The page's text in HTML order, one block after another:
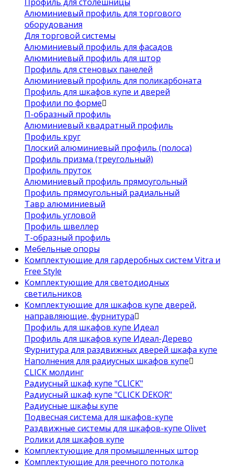
Алюминиевый профиль для торгового
оборудования
Для торговой системы
Алюминиевый профиль для фасадов
Алюминиевый профиль для штор
Профиль для стеновых панелей
Алюминиевый профиль для поликарбоната
Профиль для шкафов купе и дверей
Профили по форме
П-образный профиль
Алюминиевый квадратный профиль
Профиль круг
Плоский алюминиевый профиль (полоса)
Профиль призма (треугольный)
Профиль пруток
Алюминиевый профиль прямоугольный
Профиль прямоугольный радиальный
Тавр алюминиевый
Профиль угловой
Профиль швеллер
Т-образный профиль
Мебельные опоры
Комплектующие для гардеробных систем Vitra и
Free Style
Комплектующие для светодиодных
светильников
Комплектующие для шкафов купе дверей,
направляющие, фурнитура
Профиль для шкафов купе Идеал
Профиль для шкафов купе Идеал-Дерево
Фурнитура для раздвижных дверей шкафа купе
Наполнения для радиусных шкафов купе
CLICK молдинг
Радиусный шкаф купе "CLICK"
Радиусный шкаф купе "CLICK DEKOR"
Радиусные шкафы купе
Подвесная система для шкафов-купе
Раздвижные системы для шкафов-купе Olivet
Ролики для шкафов купе
Комплектующие для промышленных штор
Комплектующие для реечного потолка